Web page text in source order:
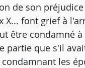
de son préjudice
X... font grief à
être condamné
partie que s'il
les